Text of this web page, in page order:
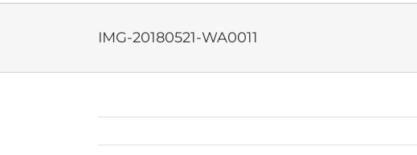
IMG-20180521-WA0011